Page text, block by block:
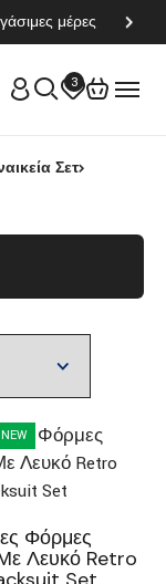
μέρες
3
Σετ
NEW
Φόρμες
Λευκό Retro